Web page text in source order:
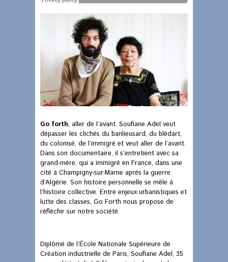
Go forth, aller de l’avant. Soufiane Adel veut
dépasser les clichés du banlieusard, du blédart,
du colonisé, de l’immigré et veut aller de l’avant.
Dans son documentaire, il s’entretient avec sa
grand-mère, qui a immigré en France, dans une
cité à Champigny-sur-Marne après la guerre
d’Algérie. Son histoire personnelle se mêle à
l’histoire collective. Entre enjeux urbanistiques et
lutte des classes, Go Forth nous propose de
réfléchir sur notre société.
Diplômé de l’École Nationale Supérieure de
Création industrielle de Paris, Soufiane Adel, 35